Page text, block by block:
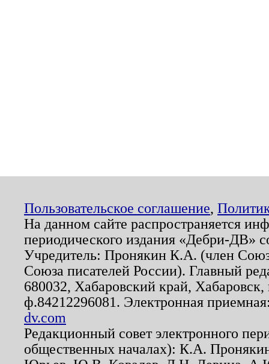
Пользовательское соглашение,
На данном сайте распространяется
периодического издания «Дебри-ДВ»
Учредитель: Пронякин К.А. (член
Союза писателей России). Главный
680032, Хабаровский край,
ф.84212296081. Электронная
dv.com
Редакционный совет электронного
общественных началах): К.А.